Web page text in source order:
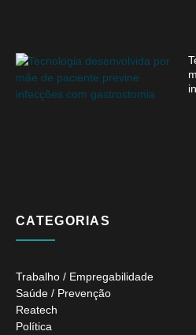
CATEGORIAS
Trabalho / Empregabilidade
Saúde / Prevenção
Reatech
Política